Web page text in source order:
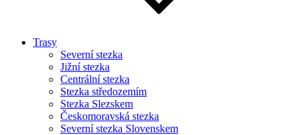
Trasy
Severní stezka
Jižní stezka
Centrální stezka
Stezka středozemím
Stezka Slezskem
Českomoravská stezka
Severní stezka Slovenskem